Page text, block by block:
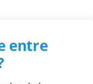
entre